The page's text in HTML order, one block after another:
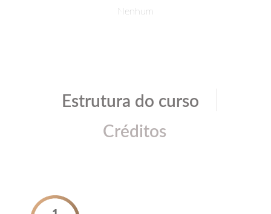
Nenhum
Estrutura do curso
Créditos